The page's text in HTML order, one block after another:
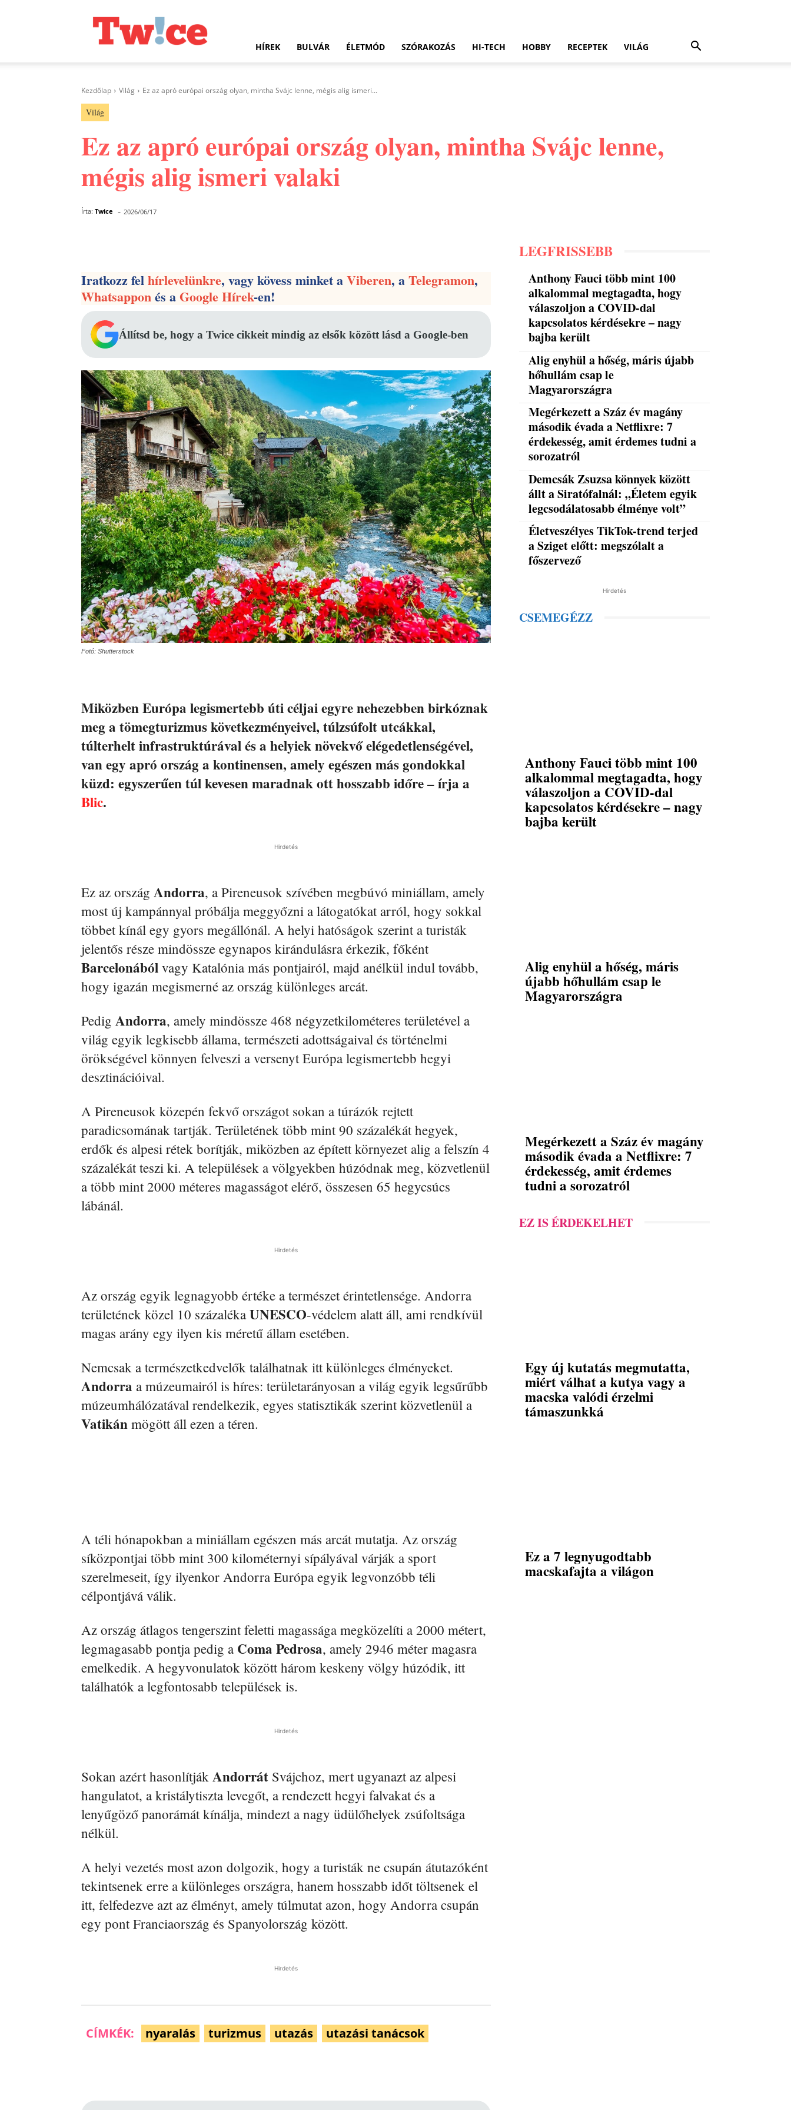
HÍREK BULVÁR ÉLETMÓD SZÓRAKOZÁS HI-TECH HOBBY RECEPTEK VILÁG
Kezdőlap Világ Ez az apró európai ország olyan, mintha Svájc lenne, mégis alig ismeri...
Világ
Ez az apró európai ország olyan, mintha Svájc lenne,
mégis alig ismeri valaki
Írta: Twice - 2026/06/17
Iratkozz felhírlevelünkre, vagy kövess minket aViberen, aTelegramon,
Whatsapponés aGoogle Hírek-en!
Állítsd be, hogy a Twice cikkeit mindig az elsők között lásd a Google-ben
Fotó: Shutterstock
Miközben Európa legismertebb úti céljai egyre nehezebben birkóznak
meg a tömegturizmus következményeivel, túlzsúfolt utcákkal,
túlterhelt infrastruktúrával és a helyiek növekvő elégedetlenségével,
van egy apró ország a kontinensen, amely egészen más gondokkal
küzd: egyszerűen túl kevesen maradnak ott hosszabb időre – írja a
Blic.
Hirdetés
Ez az ország Andorra, a Pireneusok szívében megbúvó miniállam, amely
most új kampánnyal próbálja meggyőzni a látogatókat arról, hogy sokkal
többet kínál egy gyors megállónál. A helyi hatóságok szerint a turisták
jelentős része mindössze egynapos kirándulásra érkezik, főként
Barcelonából vagy Katalónia más pontjairól, majd anélkül indul tovább,
hogy igazán megismerné az ország különleges arcát.
Pedig Andorra, amely mindössze 468 négyzetkilométeres területével a
világ egyik legkisebb állama, természeti adottságaival és történelmi
örökségével könnyen felveszi a versenyt Európa legismertebb hegyi
desztinációival.
A Pireneusok közepén fekvő országot sokan a túrázók rejtett
paradicsomának tartják. Területének több mint 90 százalékát hegyek,
erdők és alpesi rétek borítják, miközben az épített környezet alig a felszín 4
százalékát teszi ki. A települések a völgyekben húzódnak meg, közvetlenül
a több mint 2000 méteres magasságot elérő, összesen 65 hegycsúcs
lábánál.
Hirdetés
Az ország egyik legnagyobb értéke a természet érintetlensége. Andorra
területének közel 10 százaléka UNESCO-védelem alatt áll, ami rendkívül
magas arány egy ilyen kis méretű állam esetében.
Nemcsak a természetkedvelők találhatnak itt különleges élményeket.
Andorra a múzeumairól is híres: területarányosan a világ egyik legsűrűbb
múzeumhálózatával rendelkezik, egyes statisztikák szerint közvetlenül a
Vatikán mögött áll ezen a téren.
A téli hónapokban a miniállam egészen más arcát mutatja. Az ország
síközpontjai több mint 300 kilométernyi sípályával várják a sport
szerelmeseit, így ilyenkor Andorra Európa egyik legvonzóbb téli
célpontjává válik.
Az ország átlagos tengerszint feletti magassága megközelíti a 2000 métert,
legmagasabb pontja pedig a Coma Pedrosa, amely 2946 méter magasra
emelkedik. A hegyvonulatok között három keskeny völgy húzódik, itt
találhatók a legfontosabb települések is.
Hirdetés
Sokan azért hasonlítják Andorrát Svájchoz, mert ugyanazt az alpesi
hangulatot, a kristálytiszta levegőt, a rendezett hegyi falvakat és a
lenyűgöző panorámát kínálja, mindezt a nagy üdülőhelyek zsúfoltsága
nélkül.
A helyi vezetés most azon dolgozik, hogy a turisták ne csupán átutazóként
tekintsenek erre a különleges országra, hanem hosszabb időt töltsenek el
itt, felfedezve azt az élményt, amely túlmutat azon, hogy Andorra csupán
egy pont Franciaország és Spanyolország között.
Hirdetés
CÍMKÉK: nyaralás turizmus utazás utazási tanácsok
LEGFRISSEBB
Anthony Fauci több mint 100
alkalommal megtagadta, hogy
válaszoljon a COVID-dal
kapcsolatos kérdésekre – nagy
bajba került
Alig enyhül a hőség, máris újabb
hőhullám csap le
Magyarországra
Megérkezett a Száz év magány
második évada a Netflixre: 7
érdekesség, amit érdemes tudni a
sorozatról
Demcsák Zsuzsa könnyek között
állt a Siratófalnál: „Életem egyik
legcsodálatosabb élménye volt”
Életveszélyes TikTok-trend terjed
a Sziget előtt: megszólalt a
főszervező
Hirdetés
CSEMEGÉZZ
Anthony Fauci több mint 100
alkalommal megtagadta, hogy
válaszoljon a COVID-dal
kapcsolatos kérdésekre – nagy
bajba került
Alig enyhül a hőség, máris
újabb hőhullám csap le
Magyarországra
Megérkezett a Száz év magány
második évada a Netflixre: 7
érdekesség, amit érdemes
tudni a sorozatról
EZ IS ÉRDEKELHET
Egy új kutatás megmutatta,
miért válhat a kutya vagy a
macska valódi érzelmi
támaszunkká
Ez a 7 legnyugodtabb
macskafajta a világon